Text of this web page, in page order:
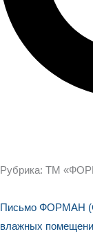
Рубрика: ТМ
Письмо ФОРМАН
влажных